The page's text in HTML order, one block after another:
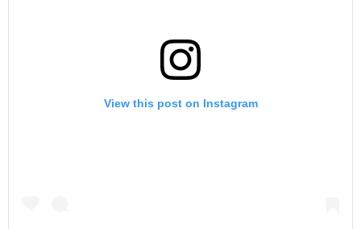
View this post on Instagram